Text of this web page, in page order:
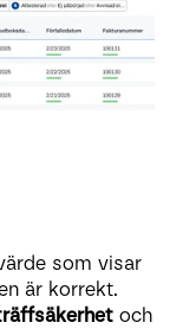
som visar
är korrekt.
och